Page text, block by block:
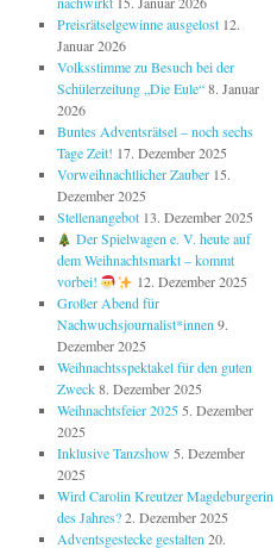
Preisrätselgewinne ausgelost 12.
Januar 2026
Volksstimme zu Besuch bei der
Schülerzeitung „Die Eule“ 8. Januar
2026
Buntes Adventsrätsel – noch sechs
Tage Zeit! 17. Dezember 2025
Vorweihnachtlicher Zauber 15.
Dezember 2025
Stellenangebot 13. Dezember 2025
Der Spielwagen e. V. heute auf
dem Weihnachtsmarkt – kommt
vorbei!
12. Dezember 2025
Großer Abend für
Nachwuchsjournalist*innen 9.
Dezember 2025
Weihnachtsspektakel für den guten
Zweck 8. Dezember 2025
Weihnachtsfeier 2025 5. Dezember
2025
Inklusive Tanzshow 5. Dezember
2025
Wird Carolin Kreutzer Magdeburgerin
des Jahres? 2. Dezember 2025
Adventsgestecke gestalten 20.